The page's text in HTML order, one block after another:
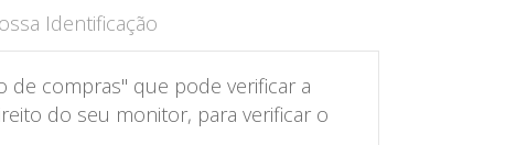
Identificação
compras" que pode verificar a
do seu monitor, para verificar o